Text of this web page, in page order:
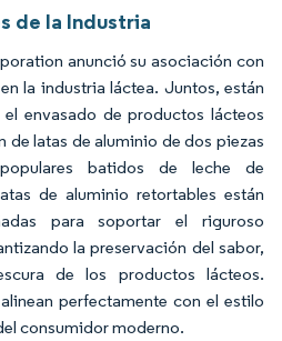
de la Industria
anunció su asociación con
la industria láctea. Juntos, están
envasado de productos lácteos
latas de aluminio de dos piezas
batidos de leche de
de aluminio retortables están
para soportar el riguroso
la preservación del sabor,
de los productos lácteos.
perfectamente con el estilo
consumidor moderno.